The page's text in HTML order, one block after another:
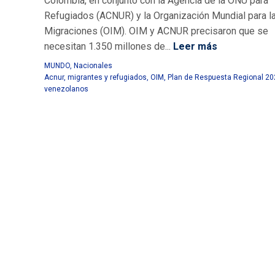
Refugiados (ACNUR) y la Organización Mundial para
Migraciones (OIM). OIM y ACNUR precisaron que se
necesitan 1.350 millones de... Leer más
MUNDO, Nacionales
Acnur, migrantes y refugiados, OIM, Plan de Respuesta Regional
venezolanos